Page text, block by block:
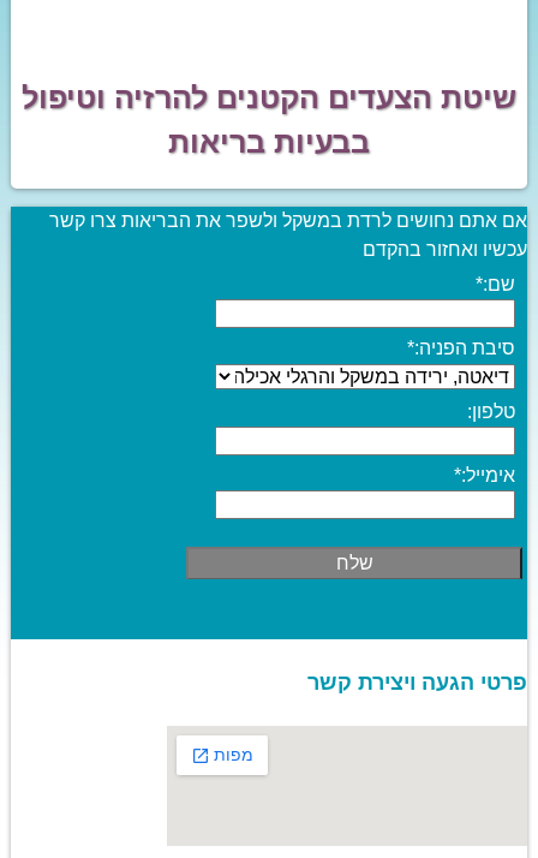
שיטת הצעדים הקטנים להרזיה וטיפול
בבעיות בריאות
אם אתם נחושים לרדת במשקל ולשפר את הבריאות צרו קשר
עכשיו ואחזור בהקדם
שם:*
סיבת הפניה:*
טלפון:
אימייל:*
פרטי הגעה ויצירת קשר